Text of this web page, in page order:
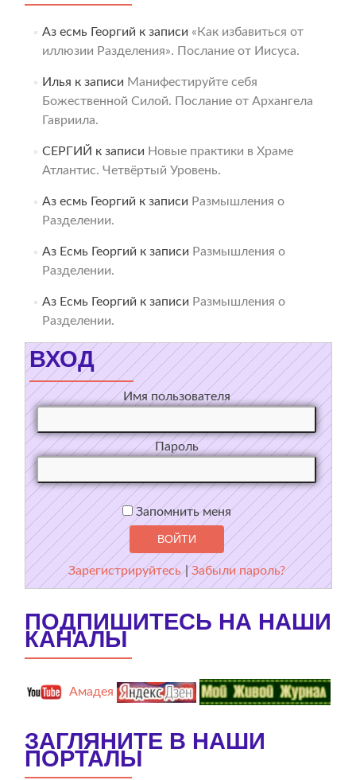
Аз есмь Георгий к записи «Как избавиться от
иллюзии Разделения». Послание от Иисуса.
Илья к записи Манифестируйте себя
Божественной Силой. Послание от Архангела
Гавриила.
СЕРГИЙ к записи Новые практики в Храме
Атлантис. Четвёртый Уровень.
Аз есмь Георгий к записи Размышления о
Разделении.
Аз Есмь Георгий к записи Размышления о
Разделении.
Аз Есмь Георгий к записи Размышления о
Разделении.
ВХОД
Имя пользователя
Пароль
Запомнить меня
Зарегистрируйтесь |Забыли пароль?
ПОДПИШИТЕСЬ НА НАШИ
КАНАЛЫ
Амадея
ЗАГЛЯНИТЕ В НАШИ
ПОРТАЛЫ